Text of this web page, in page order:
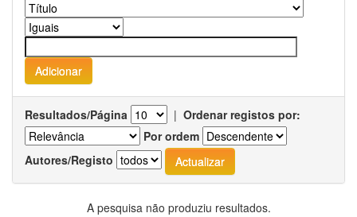
Resultados/Página | Ordenar registos por:
Por ordem
Autores/Registo
A pesquisa não produziu resultados.